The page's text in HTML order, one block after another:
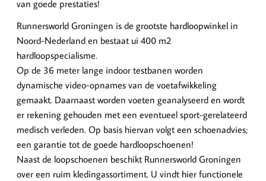
van goede prestaties!
Runnersworld Groningen is de grootste hardloopwinkel in
Noord-Nederland en bestaat ui 400 m2
hardloopspecialisme.
Op de 36 meter lange indoor testbanen worden
dynamische video-opnames van de voetafwikkeling
gemaakt. Daarnaast worden voeten geanalyseerd en wordt
er rekening gehouden met een eventueel sport-gerelateerd
medisch verleden. Op basis hiervan volgt een schoenadvies;
een garantie tot de goede hardloopschoenen!
Naast de loopschoenen beschikt Runnersworld Groningen
over een ruim kledingassortiment. U vindt hier functionele